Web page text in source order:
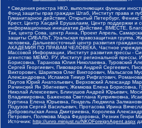
* Сведения реестра НКО, выполняющих функции
Фонд защиты прав граждан Штаб, Институт права и
Гуманитарное действие, Открытый Петербург,
Крест, Центр Хасдей Ерушалаим, Центр поддержки и
информационных инициатив Действие, ВМЕСТЕ,
Так, центр Сова, центр Анна, Проект Апрель,
защиты СИБАЛЬТ, Уральская правозащитная группа,
человека, Дальневосточный центр развития
АКАДЕМИЯ ПО ПРАВАМ ЧЕЛОВЕКА, Частное учреждение
Массовой Информации, Институт развития прессы -
агентство МЕМО. РУ, Институт региональной
Борисовна, Таранова Юлия Николаевна, Туровский
Сергей Георгиевич, Пивоваров Андрей Сергеевич,
Викторович, Шарипков Олег Викторович, Мальсагов
Александровна, Исламов Тимур Рифгатович,
Паутов Юрий Анатольевич, Верховский Александр
Рачинский Ян Збигневич, Жемкова Елена
Николай Алексеевич, Блинушов Андрей Юрьевич,
Владимировна, Баженова Светлана Куприяновна,
Буртина Елена Юрьевна, Гендель Людмила
Подузов Сергей Васильевич, Протасова Ирина
Добровольская Анна Дмитриевна, Королева
Петрович, Полякова Мара Федоровна, Резник Генри
Источник: http://unro.minjust.ru/NKOForeignAgent.aspx